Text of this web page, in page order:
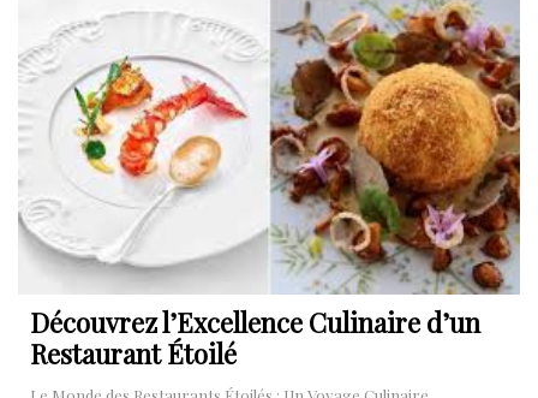
Découvrez l’Excellence Culinaire d’un
Restaurant Étoilé